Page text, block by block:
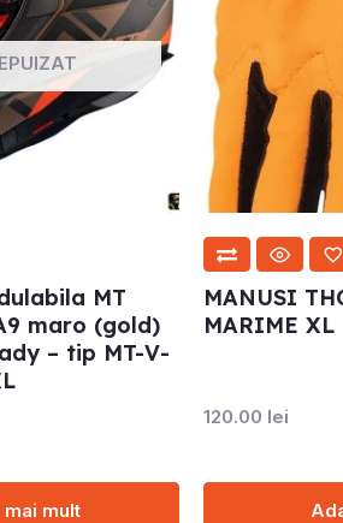
MT
maro (gold)
– tip MT-V-
mult
MANUSI
MARIME XL
120.00 lei